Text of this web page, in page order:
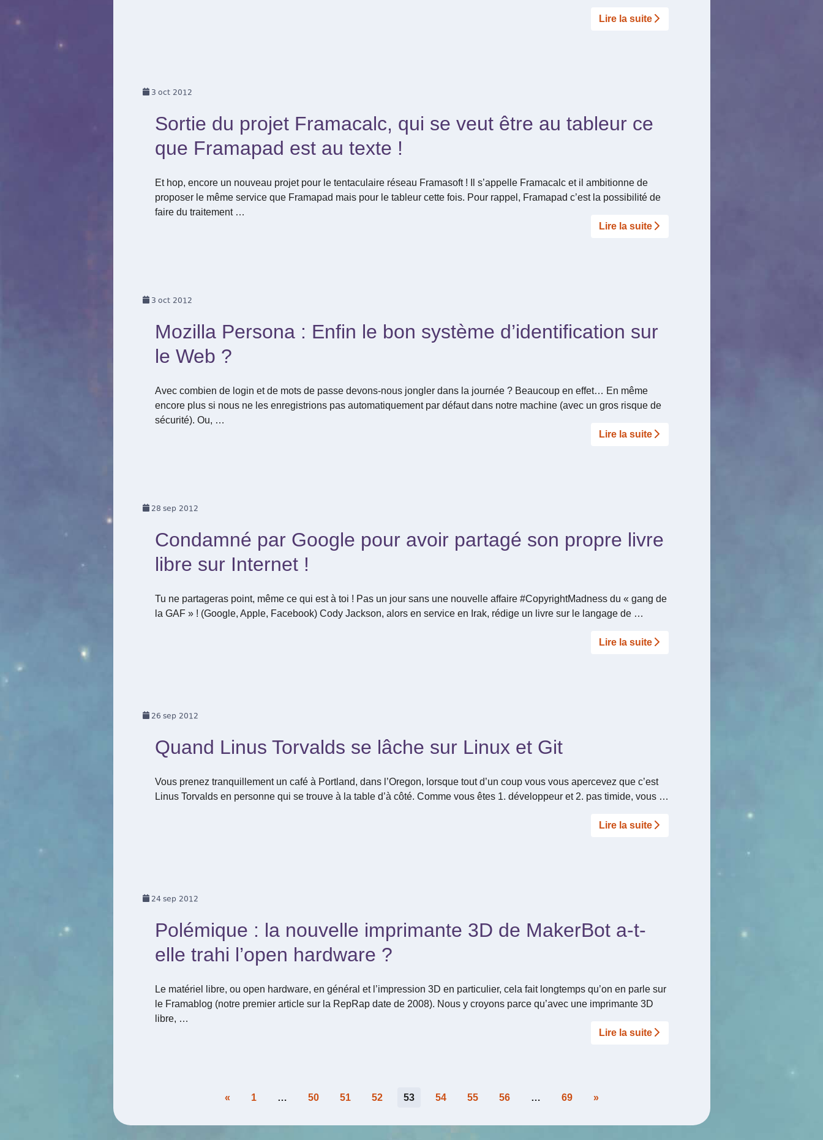
Lire la suite­­
3 oct 2012
Sortie du projet Framacalc, qui se veut être au tableur ce
que Framapad est au texte !
Et hop, encore un nouveau projet pour le tentaculaire réseau Framasoft ! Il s’appelle Framacalc et il ambitionne de
proposer le même service que Framapad mais pour le tableur cette fois. Pour rappel, Framapad c’est la possibilité de
faire du traitement …
Lire la suite­­
3 oct 2012
Mozilla Persona : Enfin le bon système d’identification sur
le Web ?
Avec combien de login et de mots de passe devons-nous jongler dans la journée ? Beaucoup en effet… En même
encore plus si nous ne les enregistrions pas automatiquement par défaut dans notre machine (avec un gros risque de
sécurité). Ou, …
Lire la suite­­
28 sep 2012
Condamné par Google pour avoir partagé son propre livre
libre sur Internet !
Tu ne partageras point, même ce qui est à toi ! Pas un jour sans une nouvelle affaire #CopyrightMadness du « gang de
la GAF » ! (Google, Apple, Facebook) Cody Jackson, alors en service en Irak, rédige un livre sur le langage de …
Lire la suite­­
26 sep 2012
Quand Linus Torvalds se lâche sur Linux et Git
Vous prenez tranquillement un café à Portland, dans l’Oregon, lorsque tout d’un coup vous vous apercevez que c’est
Linus Torvalds en personne qui se trouve à la table d’à côté. Comme vous êtes 1. développeur et 2. pas timide, vous …
Lire la suite­­
24sep 2012
Polémique : la nouvelle imprimante 3D de MakerBot a-t-
elle trahi l’open hardware ?
Le matériel libre, ou open hardware, en général et l’impression 3D en particulier, cela fait longtemps qu’on en parle sur
le Framablog (notre premier article sur la RepRap date de 2008). Nous y croyons parce qu’avec une imprimante 3D
libre, …
Lire la suite­­
des
« 1 … 50 51 52 53 54 55 56 … 69 »